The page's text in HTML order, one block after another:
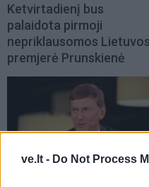
ve.lt - Do Not Process
Ketvirtadienį bus
palaidota pirmoji
nepriklausomos Lietuvos
premjerė Prunskienė